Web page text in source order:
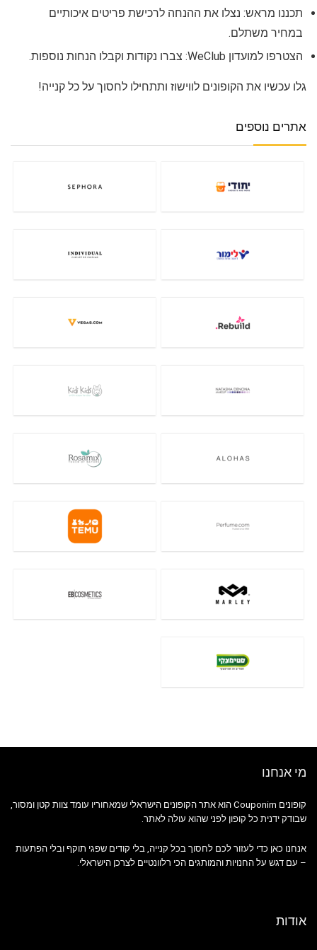
תכננו מראש: נצלו את ההנחה לרכישת פריטים איכותיים
במחיר משתלם.
הצטרפו למועדון WeClub: צברו נקודות וקבלו הנחות נוספות.
גלו עכשיו את הקופונים לווישוז ותתחילו לחסוך על כל קנייה!
אתרים נוספים
מי אנחנו
קופונים Couponim הוא אתר הקופונים הישראלי שמאחוריו עומד צוות קטן ומסור,
שבודק ידנית כל קופון לפני שהוא עולה לאתר.
אנחנו כאן כדי לעזור לכם לחסוך בכל קנייה, בלי קודים שפגי תוקף ובלי הפתעות
– עם דגש על החנויות והמותגים הכי רלוונטיים לצרכן הישראלי.
אודות